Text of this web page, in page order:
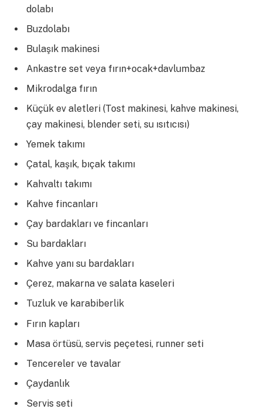
dolabı
Buzdolabı
Bulaşık makinesi
Ankastre set veya fırın+ocak+davlumbaz
Mikrodalga fırın
Küçük ev aletleri (Tost makinesi, kahve makinesi,
çay makinesi, blender seti, su ısıtıcısı)
Yemek takımı
Çatal, kaşık, bıçak takımı
Kahvaltı takımı
Kahve fincanları
Çay bardakları ve fincanları
Su bardakları
Kahve yanı su bardakları
Çerez, makarna ve salata kaseleri
Tuzluk ve karabiberlik
Fırın kapları
Masa örtüsü, servis peçetesi, runner seti
Tencereler ve tavalar
Çaydanlık
Servis seti